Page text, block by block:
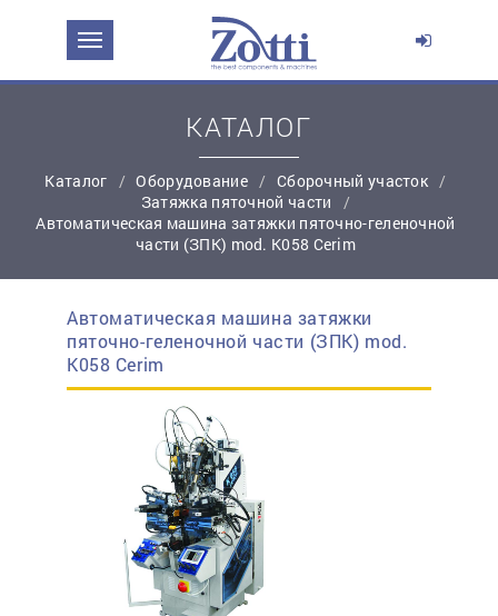
простую регистрацию
КАТАЛОГ
Каталог Оборудование
Сборочный участок
Затяжка пяточной части
Автоматическая машина затяжки пяточно-геленочной
части (ЗПК) mod. K058 Cerim
Автоматическая машина затяжки
пяточно-геленочной части (ЗПК) mod.
K058 Cerim
ЗАДАТЬ ВОПРОС О ПРОДУКТЕ
Контактный телефон:*
Ваш вопрос: